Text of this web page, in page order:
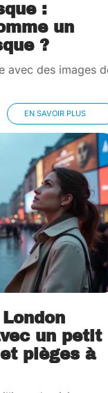
:
un
?
avec des images
EN SAVOIR PLUS
un petit
pièges à